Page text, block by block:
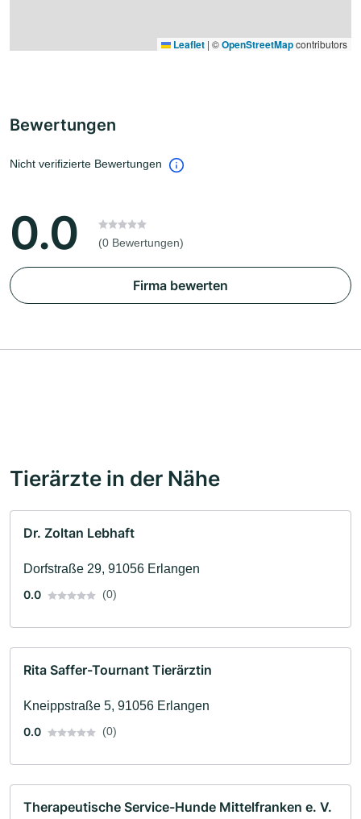
Leaflet | ©OpenStreetMapcontributors
Bewertungen
Nicht verifizierte Bewertungen
0.0 (0 Bewertungen)
Firma bewerten
Tierärzte in der Nähe
Dr. Zoltan Lebhaft
Dorfstraße 29, 91056 Erlangen
0.0
(0)
Rita Saffer-Tournant Tierärztin
Kneippstraße 5, 91056 Erlangen
0.0
(0)
Therapeutische Service-Hunde Mittelfranken e. V.